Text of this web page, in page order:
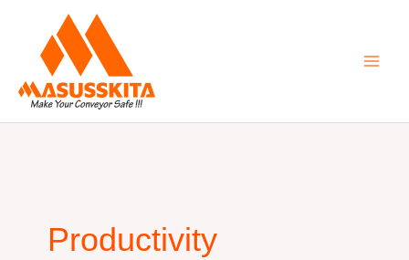
content
Productivity